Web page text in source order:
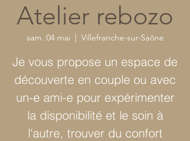
Atelier rebozo
sam. 04 mai
  |
Villefranche-sur-Saône
Je vous propose un espace de
découverte en couple ou avec
un-e ami-e pour expérimenter
la disponibilité et le soin à
l'autre, trouver du confort